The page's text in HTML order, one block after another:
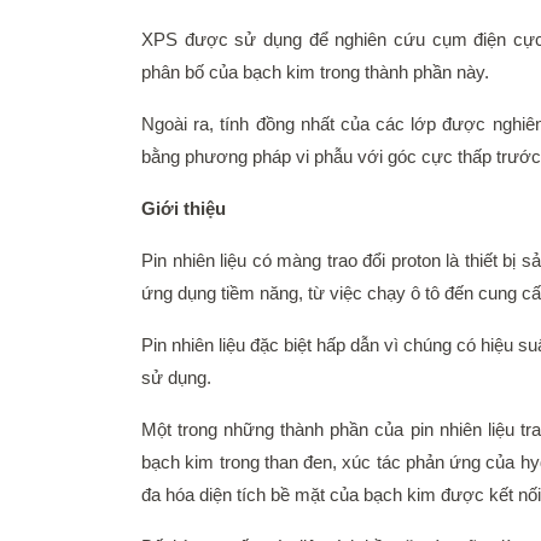
XPS được sử dụng để nghiên cứu cụm điện
phân bố của bạch kim trong thành phần này.
Ngoài ra, tính đồng nhất của các lớp được
bằng phương pháp vi phẫu với góc cực thấp
Giới thiệu
Pin nhiên liệu có màng trao đổi proton là thiết bị
ứng dụng tiềm năng, từ việc chạy ô tô đến cung
Pin nhiên liệu đặc biệt hấp dẫn vì chúng có hiệu
sử dụng.
Một trong những thành phần của pin nhiên liệu
bạch kim trong than đen, xúc tác phản ứng của
đa hóa diện tích bề mặt của bạch kim được kết